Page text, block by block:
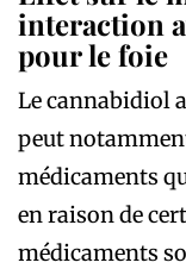
interaction
pour le foie
Le cannabidiol
peut
médicaments
en raison de
médicaments